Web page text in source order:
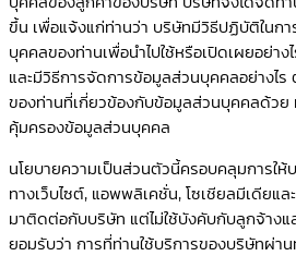
ขึ้น เพื่อแจ้งแก่ท่านว่า บริษัทมีวิธีปฏิบัติในก
บุคคลของท่านเพื่อนำไปใช้หรือเปิดเผยอย่าง
และมีวิธีการจัดการข้อมูลส่วนบุคคลอย่างไ
ของท่านที่เกี่ยวข้องกับข้อมูลส่วนบุคคลด้ว
คุ้มครองข้อมูลส่วนบุคคล
นโยบายความเป็นส่วนตัวนี้ครอบคลุมการใ
ทางเว็บไซต์, แอพพลิเคชั่น, โซเชียลมีเดียแ
มาติดต่อกับบริษัท แต่ไม่ใช้บังคับกับลูกจ้าง
ยอมรับว่า การที่ท่านใช้บริการของบริษัทผ่า